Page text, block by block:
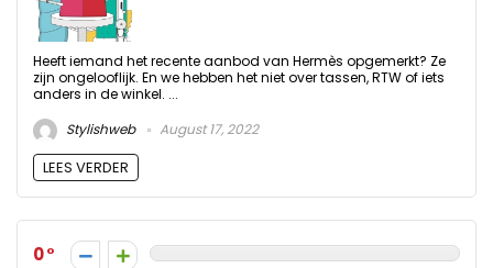
Heeft iemand het recente aanbod van Hermès opgemerkt? Ze
zijn ongelooflijk. En we hebben het niet over tassen, RTW of iets
anders in de winkel. ...
Stylishweb
August 17, 2022
LEES VERDER
0